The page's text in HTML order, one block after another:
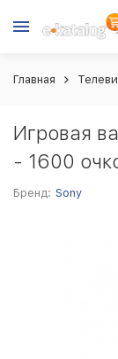
Главная
Игровая
- 1600
Бренд: Sony